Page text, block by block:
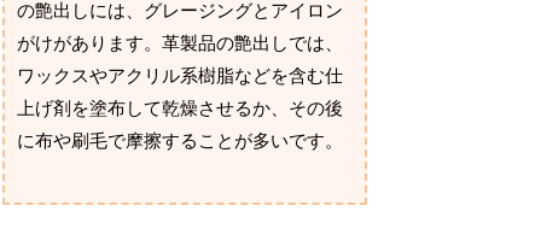
の艶出しには、グレージングとアイロン
がけがあります。革製品の艶出しでは、
ワックスやアクリル系樹脂などを含む仕
上げ剤を塗布して乾燥させるか、その後
に布や刷毛で摩擦することが多いです。